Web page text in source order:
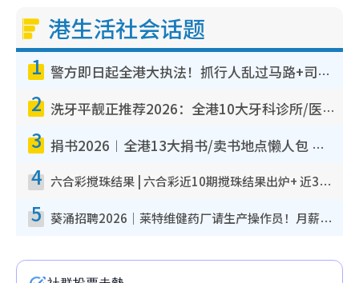
港生活社会话题
1 警方即日起全港大执法！抓行人乱过马路+司机不专注驾驶！乱过马路罚$2000
2 洗牙平靓正推荐2026：全港10大牙科诊所/医院懒人包，夜诊至8点/镇静洁牙/医疗券适用
3 捐书2026︱全港13大捐书/卖书地点懒人包 二手课本最高$150＋旧书换免费咖啡/戏票
4 六合彩搅珠结果 | 六合彩近10期搅珠结果出炉+ 近30期最旺热门中奖号码
5 葵涌招聘2026｜莱特维健药厂请生产操作员！月薪高达$1.7万 冷气厂房/五天工作/保障双粮